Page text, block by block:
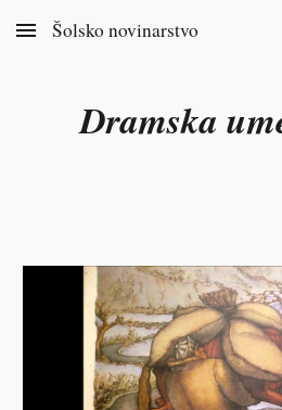
Skip to main content
Šolsko novinarstvo
Dramska